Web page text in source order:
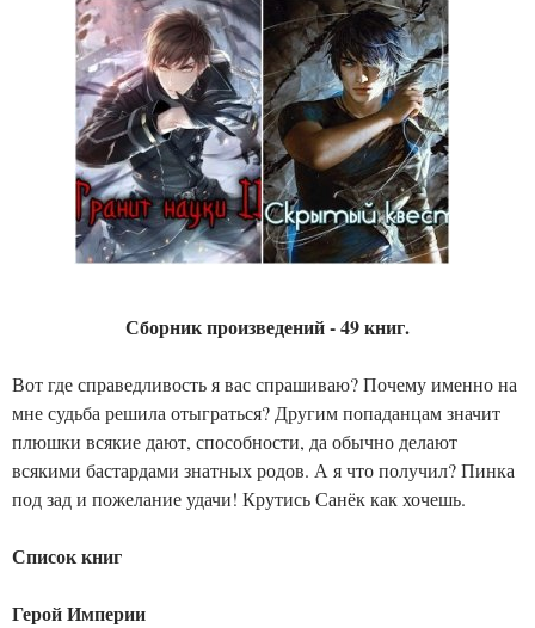
Сборник произведений - 49 книг.
Вот где справедливость я вас спрашиваю? Почему именно на
мне судьба решила отыграться? Другим попаданцам значит
плюшки всякие дают, способности, да обычно делают
всякими бастардами знатных родов. А я что получил? Пинка
под зад и пожелание удачи! Крутись Санёк как хочешь.
Список книг
Герой Империи